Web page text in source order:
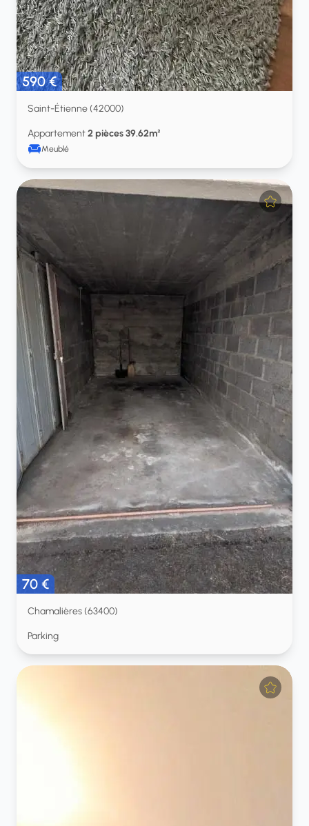
590 €
Saint-Étienne (42000)
Appartement2 pièces 39.62m²
Meublé
70 €
Chamalières (63400)
Parking